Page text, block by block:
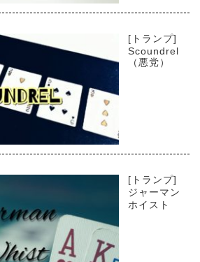
[トランプ]
Scoundrel
（悪党）
[トランプ]
ジャーマン
ホイスト